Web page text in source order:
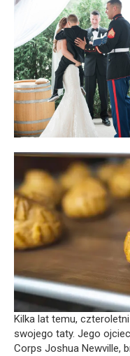
Kilka lat temu,
swojego taty. Jego
Corps Joshua Newville,